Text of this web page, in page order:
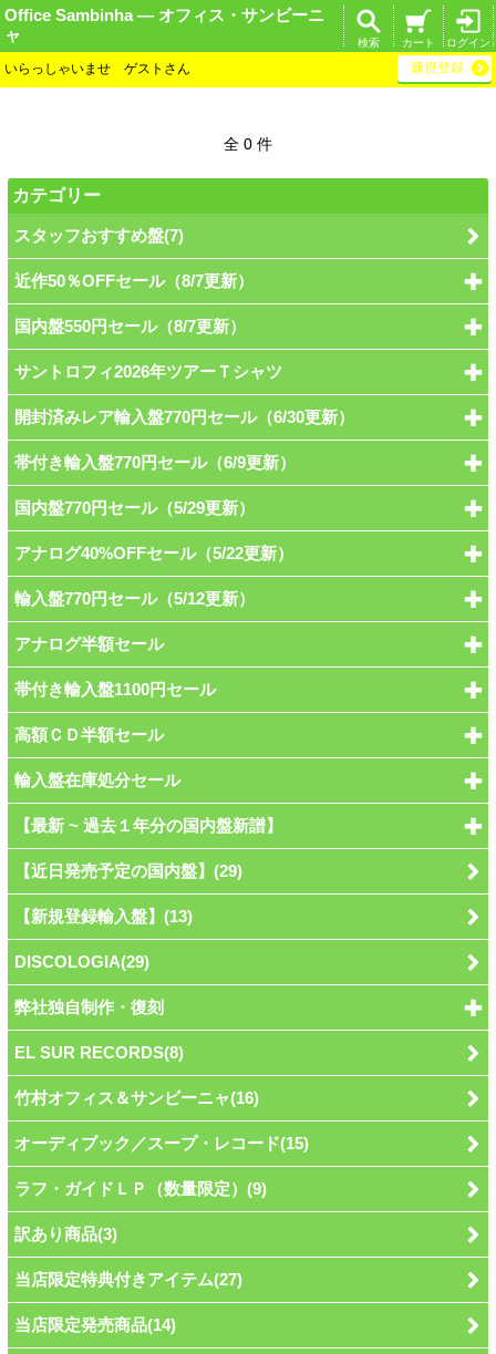
Office Sambinha ― オフィス・サンビーニ
ャ
ログイン
カート
検索
いらっしゃいませ ゲストさん 新規登録
全 0 件
カテゴリー
スタッフおすすめ盤(7)
近作50％OFFセール（8/7更新）
国内盤550円セール（8/7更新）
サントロフィ2026年ツアーＴシャツ
開封済みレア輸入盤770円セール（6/30更新）
帯付き輸入盤770円セール（6/9更新）
国内盤770円セール（5/29更新）
アナログ40%OFFセール（5/22更新）
輸入盤770円セール（5/12更新）
アナログ半額セール
帯付き輸入盤1100円セール
高額ＣＤ半額セール
輸入盤在庫処分セール
【最新 ~ 過去１年分の国内盤新譜】
【近日発売予定の国内盤】(29)
【新規登録輸入盤】(13)
DISCOLOGIA(29)
弊社独自制作・復刻
EL SUR RECORDS(8)
竹村オフィス＆サンビーニャ(16)
オーディブック／スープ・レコード(15)
ラフ・ガイドＬＰ（数量限定）(9)
訳あり商品(3)
当店限定特典付きアイテム(27)
当店限定発売商品(14)